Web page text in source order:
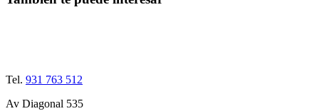
Tel. 931 763 512
Av Diagonal 535